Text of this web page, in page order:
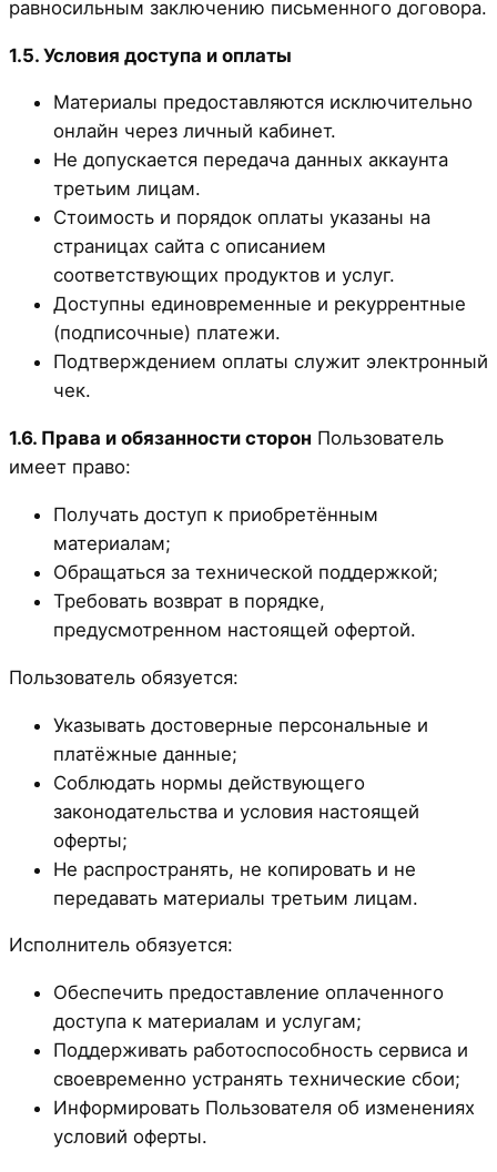
равносильным заключению письменного договора.
1.5. Условия доступа и оплаты
Материалы предоставляются исключительно
онлайн через личный кабинет.
Не допускается передача данных аккаунта
третьим лицам.
Стоимость и порядок оплаты указаны на
страницах сайта с описанием
соответствующих продуктов и услуг.
Доступны единовременные и рекуррентные
(подписочные) платежи.
Подтверждением оплаты служит электронный
чек.
1.6. Права и обязанности сторон Пользователь
имеет право:
Получать доступ к приобретённым
материалам;
Обращаться за технической поддержкой;
Требовать возврат в порядке,
предусмотренном настоящей офертой.
Пользователь обязуется:
Указывать достоверные персональные и
платёжные данные;
Соблюдать нормы действующего
законодательства и условия настоящей
оферты;
Не распространять, не копировать и не
передавать материалы третьим лицам.
Исполнитель обязуется:
Обеспечить предоставление оплаченного
доступа к материалам и услугам;
Поддерживать работоспособность сервиса и
своевременно устранять технические сбои;
Информировать Пользователя об изменениях
условий оферты.